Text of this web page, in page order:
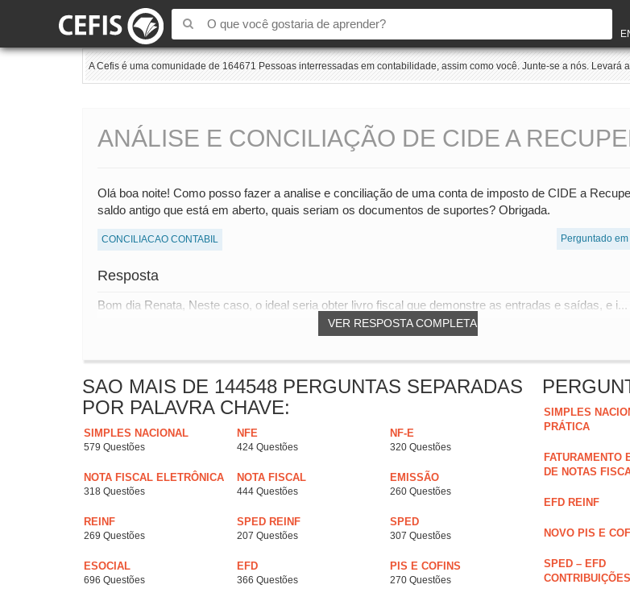
A Cefis é uma comunidade de 164671 Pessoas interressadas em contabilidade, assim como você. Junte-se a nós. Levará
ANÁLISE E CONCILIAÇÃO DE CIDE A
Olá boa noite! Como posso fazer a analise e conciliação de uma conta de imposto de CIDE a
saldo antigo que está em aberto, quais seriam os documentos de suportes? Obrigada.
CONCILIACAO CONTABIL Perguntado
Resposta
VER RESPOSTA COMPLETA
Bom dia Renata, Neste caso, o ideal seria obter livro fiscal que demonstre as entradas e saídas, e i...
SAO MAIS DE 144548 PERGUNTAS SEPARADAS
POR PALAVRA CHAVE:
SIMPLES NACIONAL
579 Questões
NFE
424 Questões
NF-E
320 Questões
NOTA FISCAL ELETRÔNICA
318 Questões
NOTA FISCAL
444 Questões
EMISSÃO
260 Questões
REINF
269 Questões
SPED REINF
207 Questões
SPED
307 Questões
ESOCIAL
696 Questões
EFD
366 Questões
PIS E COFINS
270 Questões
SIMPLES
PRÁTICA
FATURAMENTO
DE NOTAS
EFD REINF
NOVO PIS E
SPED – EFD
CONTRIBUIÇÕES